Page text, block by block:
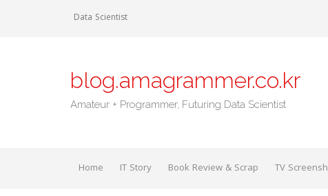
Data Scientist
blog.amagrammer.co.kr
Amateur + Programmer, Futuring Data Scientist
Home IT Story Book Review & Scrap TV